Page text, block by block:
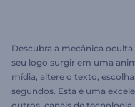
Descubra a mecânica
seu logo surgir em uma
mídia, altere o texto,
segundos. Esta é uma